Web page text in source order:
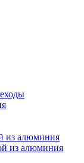
из алюминия
из алюминия